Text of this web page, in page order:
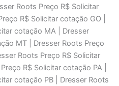
Roots Preço R$ Solicitar
R$ Solicitar cotaçāo GO |
cotaçāo MA | Dresser
MT | Dresser Roots Preço
Roots Preço R$ Solicitar
R$ Solicitar cotaçāo PA |
cotaçāo PB | Dresser Roots